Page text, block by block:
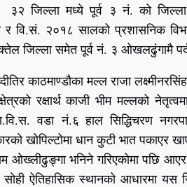
३२ जिल्ला मध्ये पूर्व ३ नं. को
र वि.सं. २०१८ सालको प्रशासनिक
जिल्ला समेत पूर्व नं. ३ ओखलढुंगामै
काठमाण्डौका मल्ल राजा
रक्षार्थ काजी भीम मल्लको
वडा नं.६ हाल सिद्धिचरण
धान कुटी भात पकाएर
ओख्लीढुङ्गा भनिने गरिएकोमा पछि
ऐतिहासिक स्थानको आधारमा यस